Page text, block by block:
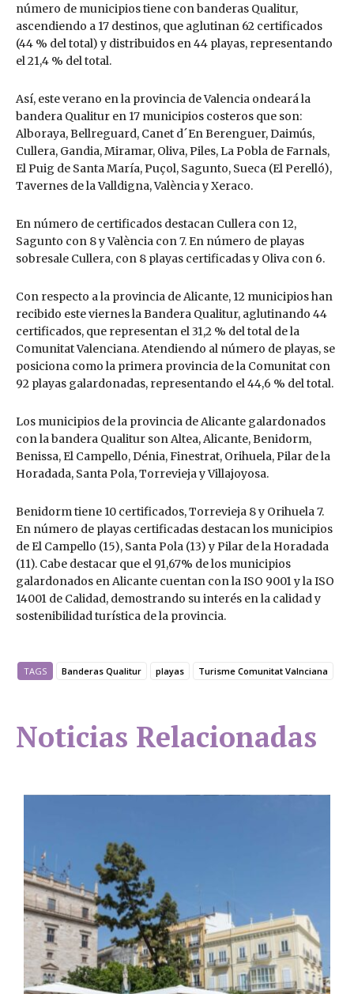
número de municipios tiene con banderas Qualitur,
ascendiendo a 17 destinos, que aglutinan 62 certificados
(44 % del total) y distribuidos en 44 playas, representando
el 21,4 % del total.
Así, este verano en la provincia de Valencia ondeará la
bandera Qualitur en 17 municipios costeros que son:
Alboraya, Bellreguard, Canet d´En Berenguer, Daimús,
Cullera, Gandia, Miramar, Oliva, Piles, La Pobla de Farnals,
El Puig de Santa María, Puçol, Sagunto, Sueca (El Perelló),
Tavernes de la Valldigna, València y Xeraco.
En número de certificados destacan Cullera con 12,
Sagunto con 8 y València con 7. En número de playas
sobresale Cullera, con 8 playas certificadas y Oliva con 6.
Con respecto a la provincia de Alicante, 12 municipios han
recibido este viernes la Bandera Qualitur, aglutinando 44
certificados, que representan el 31,2 % del total de la
Comunitat Valenciana. Atendiendo al número de playas, se
posiciona como la primera provincia de la Comunitat con
92 playas galardonadas, representando el 44,6 % del total.
Los municipios de la provincia de Alicante galardonados
con la bandera Qualitur son Altea, Alicante, Benidorm,
Benissa, El Campello, Dénia, Finestrat, Orihuela, Pilar de la
Horadada, Santa Pola, Torrevieja y Villajoyosa.
Benidorm tiene 10 certificados, Torrevieja 8 y Orihuela 7.
En número de playas certificadas destacan los municipios
de El Campello (15), Santa Pola (13) y Pilar de la Horadada
(11). Cabe destacar que el 91,67% de los municipios
galardonados en Alicante cuentan con la ISO 9001 y la ISO
14001 de Calidad, demostrando su interés en la calidad y
sostenibilidad turística de la provincia.
TAGS Banderas Qualitur playas Turisme Comunitat Valnciana
Noticias Relacionadas